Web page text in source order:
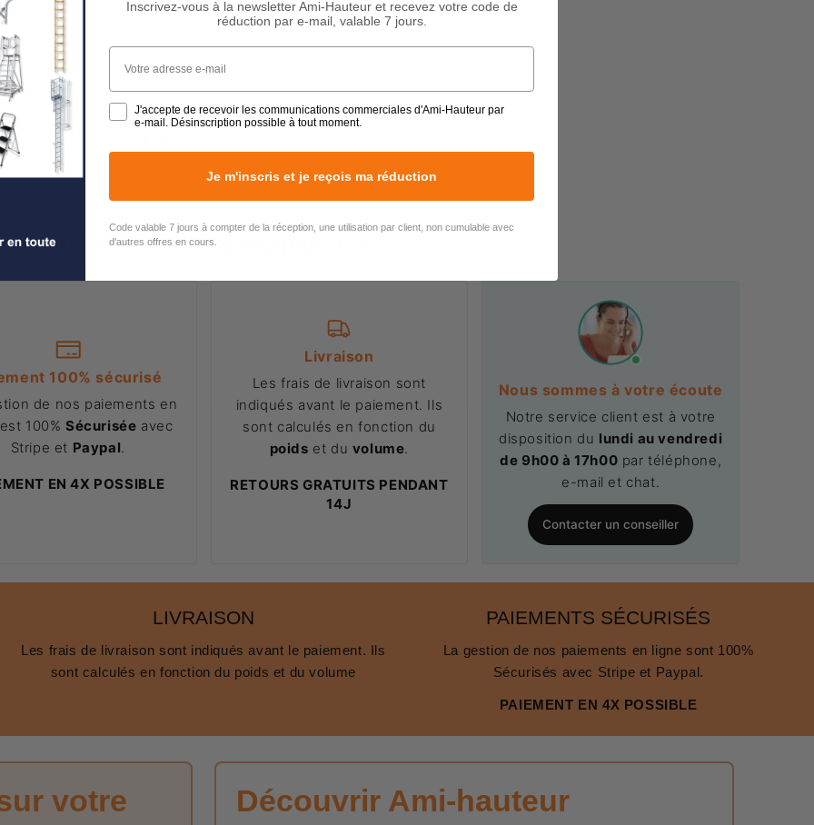
Pourquoi nous faire confiance ?
100% sécurisé
de nos paiements en
100% Sécurisée avec
Stripe et Paypal
EN 4X POSSIBLE
Livraison
Les frais de livraison sont
indiqués avant le paiement. Ils
sont calculés en fonction du
poids et du volume.
RETOURS GRATUITS PENDANT
14J
Nous sommes à votre écoute
Notre service client est à votre
disposition du lundi au vendredi
de 9h00 à 17h00 par téléphone,
e-mail et chat.
Contacter un conseiller
LIVRAISON
Les frais de livraison sont indiqués avant le paiement. Ils
sont calculés en fonction du poids et du volume
PAIEMENTS SÉCURISÉS
La gestion de nos paiements en ligne sont 100%
Sécurisés avec Stripe et Paypal.
PAIEMENT EN 4X POSSIBLE
votre
Découvrir Ami-hauteur
Inscrivez-vous à la newsletter Ami-Hauteur et recevez votre code de
réduction par e-mail, valable 7 jours.
Votre adresse e-mail
J'accepte de recevoir les communications commerciales d'Ami-Hauteur par
e-mail. Désinscription possible à tout moment.
Je m'inscris et je reçois ma réduction
Code valable 7 jours à compter de la réception, une utilisation par client, non cumulable avec
d'autres offres en cours.